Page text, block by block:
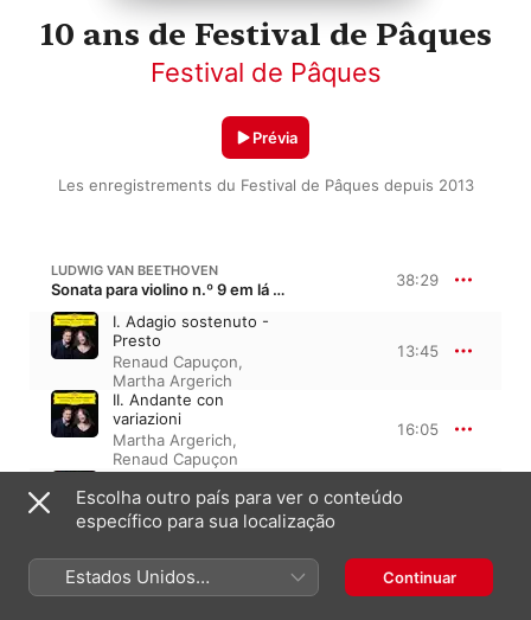
10 ans de Festival de Pâques
Festival de Pâques
Les enregistrements du Festival de Pâques depuis 2013
Prévia
LUDWIG VAN BEETHOVEN
Sonata para violino n.º 9 em lá maior, Op. 47 · “Kreutzer Sonata” 38:29
I. Adagio sostenuto -
Presto
Renaud Capuçon,
Martha Argerich
13:45
II. Andante con
variazioni
Martha Argerich,
Renaud Capuçon
16:05
Renaud Capuçon,
Martha Argerich
WOLFGANG RIHM
Gedicht des Malers
Escolha outro país para ver o conteúdo
específico para sua localização
Estados Unidos
(Português Brasil)
Continuar